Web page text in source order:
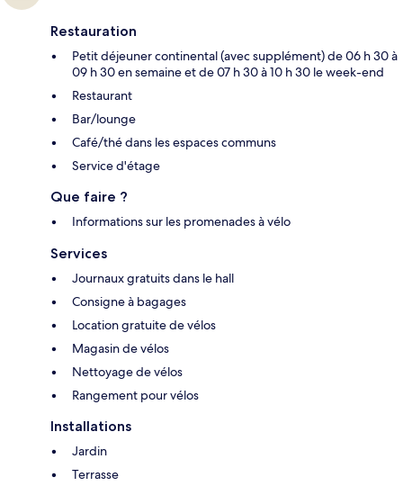
Restauration
Petit déjeuner continental (avec supplément) de 06 h 30 à
09 h 30 en semaine et de 07 h 30 à 10 h 30 le week-end
Restaurant
Bar/lounge
Café/thé dans les espaces communs
Service d'étage
Que faire ?
Informations sur les promenades à vélo
Services
Journaux gratuits dans le hall
Consigne à bagages
Location gratuite de vélos
Magasin de vélos
Nettoyage de vélos
Rangement pour vélos
Installations
Jardin
Terrasse